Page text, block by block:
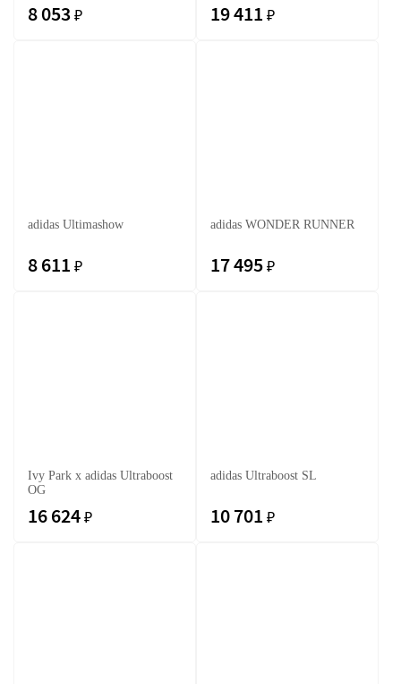
8 053 ₽ 19 411 ₽
adidas Ultimashow
8 611 ₽
adidas WONDER RUNNER
17 495 ₽
Ivy Park x adidas Ultraboost
OG
16 624 ₽
adidas Ultraboost SL
10 701 ₽